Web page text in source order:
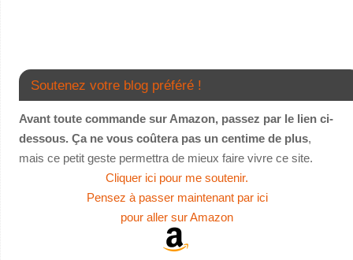
Soutenez votre blog préféré !
Avant toute commande sur Amazon, passez par le lien ci-
dessous. Ça ne vous coûtera pas un centime de plus,
mais ce petit geste permettra de mieux faire vivre ce site.
Cliquer ici pour me soutenir.
Pensez à passer maintenant par ici
pour aller sur Amazon